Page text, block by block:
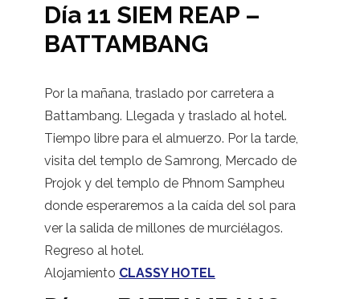
Día 11 SIEM REAP –
BATTAMBANG
Por la mañana, traslado por carretera a
Battambang. Llegada y traslado al hotel.
Tiempo libre para el almuerzo. Por la tarde,
visita del templo de Samrong, Mercado de
Projok y del templo de Phnom Sampheu
donde esperaremos a la caída del sol para
ver la salida de millones de murciélagos.
Regreso al hotel.
Alojamiento CLASSY HOTEL